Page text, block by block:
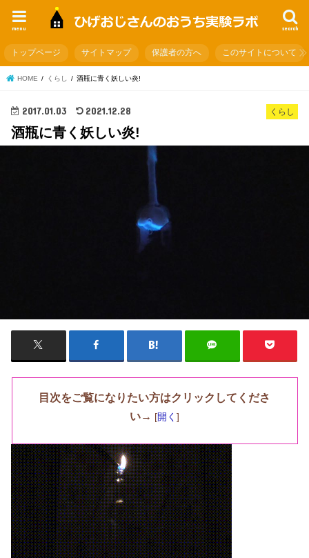
search
menu
トップページ サイトマップ 保護者の方へ このサイトについて
HOME くらし 酒瓶に青く妖しい炎!
くらし
2017.01.03 2021.12.28
酒瓶に青く妖しい炎!
目次をご覧になりたい方はクリックしてくださ
い→ [開く ]